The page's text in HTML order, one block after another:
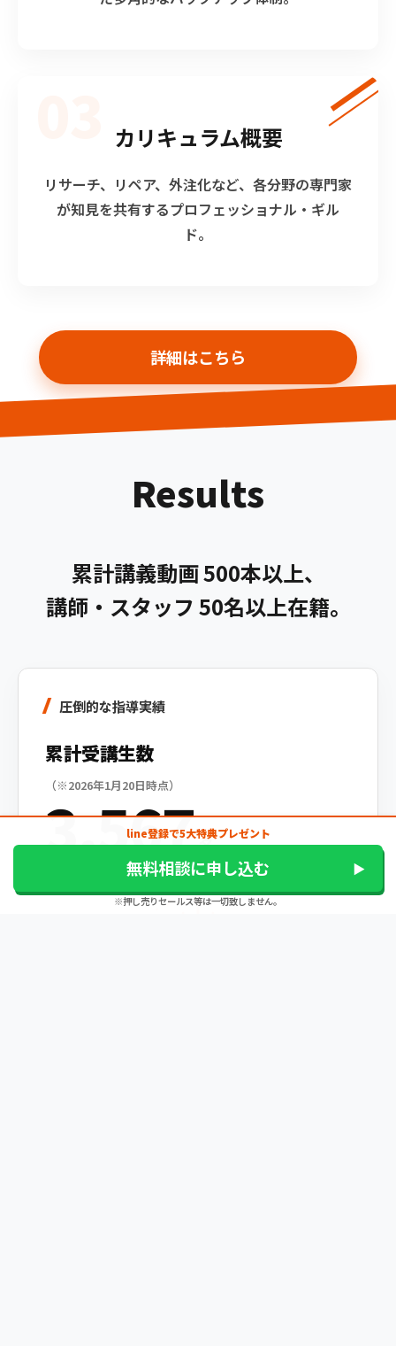
カリキュラム概要
リサーチ、リペア、外注化など、各分野の専門家
が知見を共有するプロフェッショナル・ギル
ド。
詳細はこちら
Results
累計講義動画 500本以上、
講師・スタッフ 50名以上在籍。
圧倒的な指導実績
累計受講生数
（※2026年1月20日時点）
3,567名
line登録で5大特典プレゼント
無料相談に申し込む
※押し売りセールス等は一切致しません。